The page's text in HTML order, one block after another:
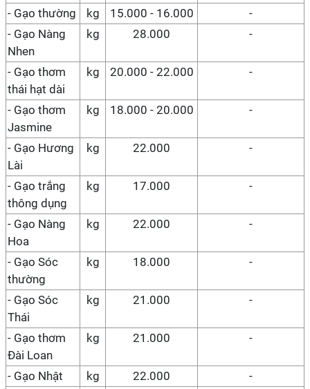
- Gạo thường
kg 15.000 - 16.000
-
- Gạo Nàng
Nhen
kg 28.000 -
- Gạo thơm
thái hạt dài
kg 20.000 - 22.000 -
- Gạo thơm
Jasmine
kg 18.000 - 20.000 -
- Gạo Hương
Lài
kg 22.000 -
- Gạo trắng
thông dụng
kg 17.000 -
- Gạo Nàng
Hoa
kg 22.000 -
- Gạo Sóc
thường
kg 18.000 -
- Gạo Sóc
Thái
kg 21 .000 -
- Gạo thơm
Đài Loan
kg 21.000 -
- Gạo Nhật kg 22.000
-